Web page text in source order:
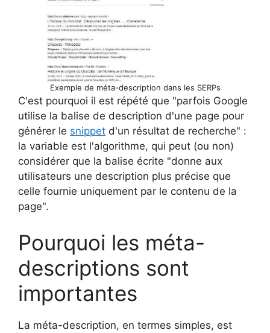
Exemple de méta-description dans les SERPs
C'est pourquoi il est répété que "parfois Google
utilise la balise de description d'une page pour
générer le snippet d'un résultat de recherche" :
la variable est l'algorithme, qui peut (ou non)
considérer que la balise écrite "donne aux
utilisateurs une description plus précise que
celle fournie uniquement par le contenu de la
page".
Pourquoi les méta-
descriptions sont
importantes
La méta-description, en termes simples, est